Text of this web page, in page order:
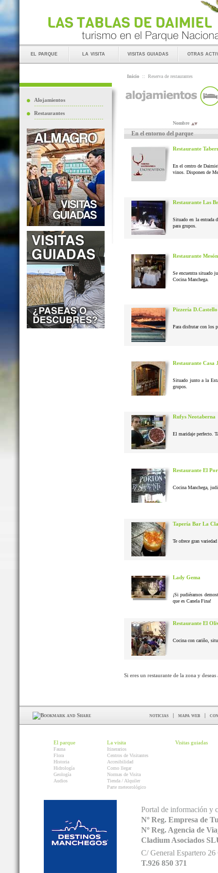
el parque la visita visitas guiadas otras
Alojamientos
Restaurantes
Inicio :: Reserva de restaurantes
Nombre
En el entorno del parque
Restaurante
En el centro de
vinos. Disponen de
Restaurante Las
Situado en la entrada
para grupos.
Restaurante
Se encuentra situado
Cocina Manchega.
Pizzería D.Castello
Para disfrutar con los
Restaurante Casa
Situado junto a la
grupos.
Rufys Neotaberna
El maridaje perfecto.
Restaurante El
Cocina Manchega,
Tapería Bar La
Te ofrece gran
Lady Gema
¡Si pudiéramos
que es Canela Fina!
Restaurante El
Cocina con cariño,
Si eres un restaurante de la zona y
noticias | mapa web |
El parque
Fauna
Flora
Historia
Hidrología
Geología
Audios
La visita
Itinerarios
Centros de Visitantes
Accesibilidad
Como llegar
Normas de Visita
Tienda / Alquiler
Parte meteorológico
Visitas guiadas
Portal de información y
Nº Reg. Empresa de
Nº Reg. Agencia de
Cladium Asociados
C/ General Espartero
T.926 850 371